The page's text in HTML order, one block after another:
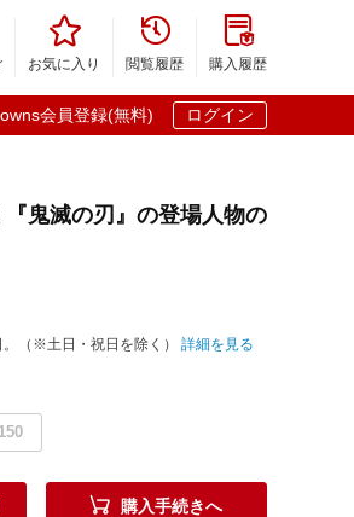

お気に入り

閲覧履歴

購入履歴
会員登録(無料) ログイン
鬼滅の刃』の登場人物の
（※土日・祝日を除く） 詳細を見る
150
 購入手続きへ